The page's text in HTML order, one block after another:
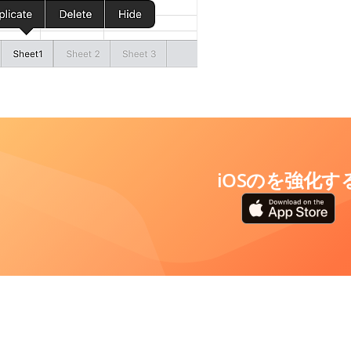
iOSのを強化す